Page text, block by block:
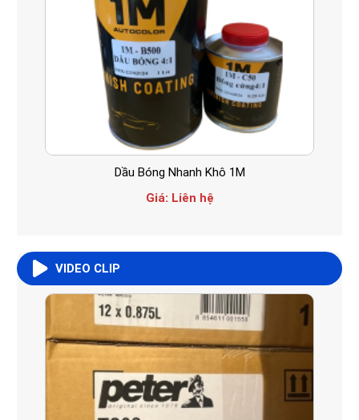
Dầu Bóng Nhanh Khô 1M
Giá: Liên hệ
VIDEO CLIP